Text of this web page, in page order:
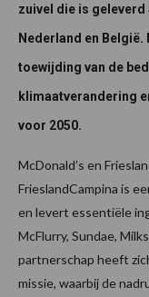
zuivel die is geleverd
Nederland en
toewijding van de
klimaatverandering
voor 2050.
McDonald’s en
FrieslandCampina is
en levert essentiële
McFlurry, Sundae,
partnerschap heeft
missie, waarbij de